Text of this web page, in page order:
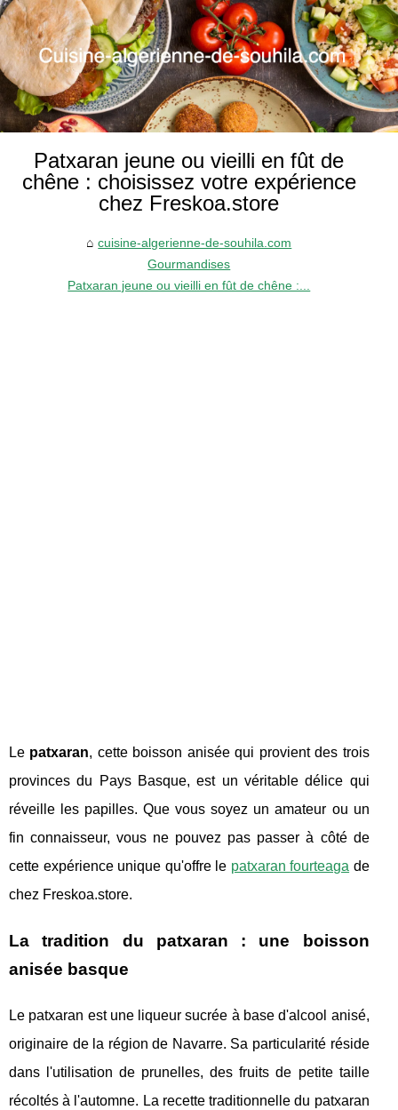
Patxaran jeune ou vieilli en fût de
chêne : choisissez votre expérience
chez Freskoa.store
cuisine-algerienne-de-souhila.com
Gourmandises
Patxaran jeune ou vieilli en fût de chêne :...
Le patxaran, cette boisson anisée qui provient des trois
provinces du Pays Basque, est un véritable délice qui
réveille les papilles. Que vous soyez un amateur ou un
fin connaisseur, vous ne pouvez pas passer à côté de
cette expérience unique qu'offre le patxaran fourteaga de
chez Freskoa.store.
La tradition du patxaran : une boisson
anisée basque
Le patxaran est une liqueur sucrée à base d'alcool anisé,
originaire de la région de Navarre. Sa particularité réside
dans l'utilisation de prunelles, des fruits de petite taille
récoltés à l'automne. La recette traditionnelle du patxaran